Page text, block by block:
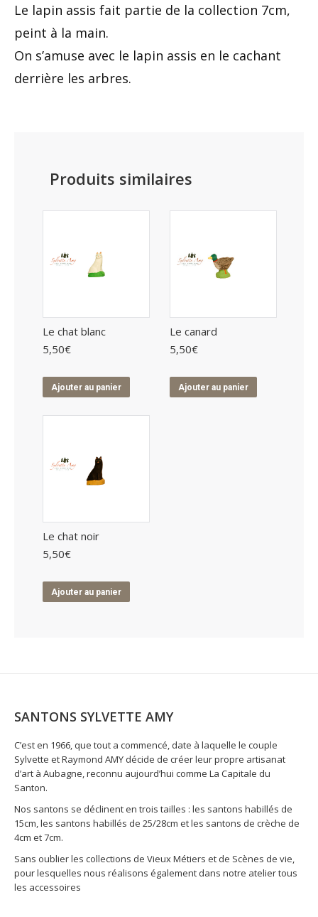
Le lapin assis fait partie de la collection 7cm,
peint à la main.
On s’amuse avec le lapin assis en le cachant
derrière les arbres.
Produits similaires
Le chat blanc
5,50€
Ajouter au panier
Le canard
5,50€
Ajouter au panier
Le chat noir
5,50€
Ajouter au panier
SANTONS SYLVETTE AMY
C’est en 1966, que tout a commencé, date à laquelle le couple
Sylvette et Raymond AMY décide de créer leur propre artisanat
d’art à Aubagne, reconnu aujourd’hui comme La Capitale du
Santon.
Nos santons se déclinent en trois tailles : les santons habillés de
15cm, les santons habillés de 25/28cm et les santons de crèche de
4cm et 7cm.
Sans oublier les collections de Vieux Métiers et de Scènes de vie,
pour lesquelles nous réalisons également dans notre atelier tous
les accessoires